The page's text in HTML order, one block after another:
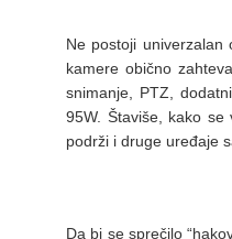
Ne postoji univerzalan
kamere obično
snimanje, PTZ,
95W. Štaviše, kako se
podrži i druge uređaje
Da bi se sprečilo